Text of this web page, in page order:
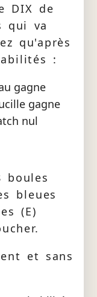
DIX de
qui va
qu'après
:
gagne
gagne
nul
boules
bleues
(E)
et sans